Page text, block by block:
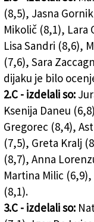
(8,5), Jasna
Mikolič (8,1), Lara
Lisa Sandri (8,6),
(7,6), Sara
dijaku je bilo
2.C - izdelali so:
Ksenija Daneu
Gregorec (8,4),
(7,5), Greta Kralj
(8,7), Anna
Martina Milic
(8,1).
3.C - izdelali so: